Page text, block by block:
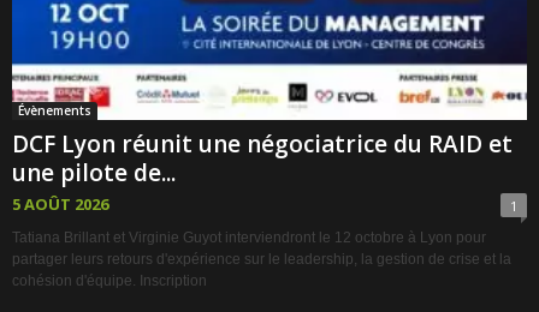
Évènements
DCF Lyon réunit une négociatrice du RAID et
une pilote de...
5 AOÛT 2026 1
Tatiana Brillant et Virginie Guyot interviendront le 12 octobre à Lyon pour
partager leurs retours d'expérience sur le leadership, la gestion de crise et la
cohésion d'équipe. Inscription